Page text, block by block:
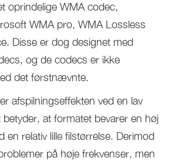
oprindelige WMA codec,
WMA pro, WMA Lossless
Disse er dog designet med
og de codecs er ikke
det førstnævnte.
afspilningseffekten ved en lav
betyder, at formatet bevarer en høj
en relativ lille filstørrelse. Derimod
på høje frekvenser, men